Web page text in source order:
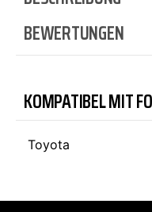
BEWERTUNGEN
KOMPATIBEL MIT
Toyota